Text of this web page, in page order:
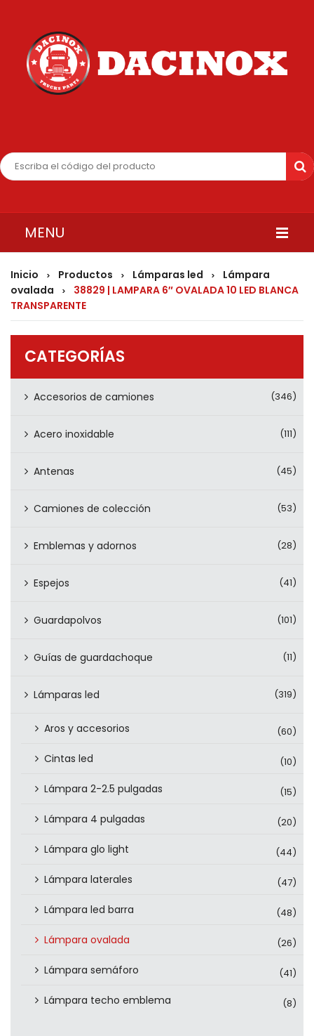
MENU
INICIO
QUIENES SOMOS
PRODUCTOS
CONTÁCTENOS
Inicio > Productos > Lámparas led >
Lámpara
ovalada
>
38829 | LAMPARA 6″ OVALADA 10 LED BLANCA
TRANSPARENTE
CATEGORÍAS
Accesorios de camiones (346)
Acero inoxidable (111)
Antenas (45)
Camiones de colección (53)
Emblemas y adornos (28)
Espejos (41)
Guardapolvos (101)
Guías de guardachoque (11)
Lámparas led (319)
Aros y accesorios (60)
Cintas led (10)
Lámpara 2-2.5 pulgadas (15)
Lámpara 4 pulgadas (20)
Lámpara glo light (44)
Lámpara laterales (47)
Lámpara led barra (48)
Lámpara ovalada (26)
Lámpara semáforo (41)
Lámpara techo emblema (8)